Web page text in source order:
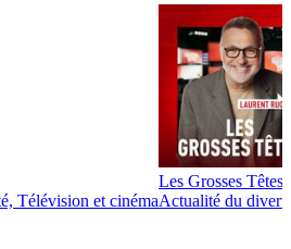
Télévision et cinéma
Les Grosses Têtes
Actualité du